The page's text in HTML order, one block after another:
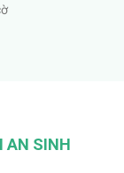
AN SINH